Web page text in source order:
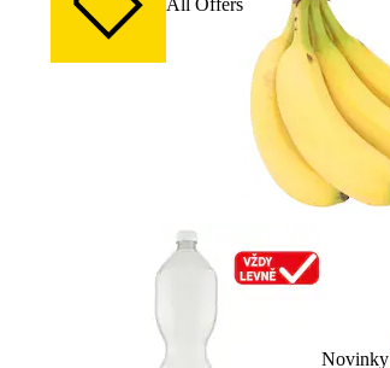
All Offers
Novinky